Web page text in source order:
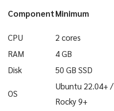
ComponentMinimum
CPU
2 cores
RAM
4 GB
Disk
50 GB SSD
OS
Ubuntu 22.04+ /
Rocky 9+